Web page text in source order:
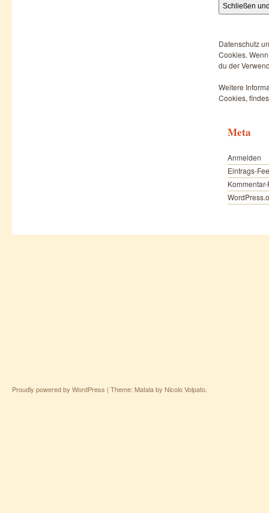
Datenschutz
Cookies.
du der
Weitere
Cookies,
Meta
Anmelden
Eintrags-
Proudly powered by WordPress | Theme: Matala by Nicolo Volpato